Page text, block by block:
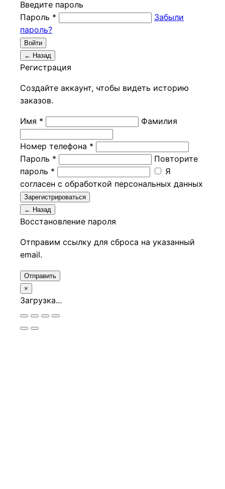
Введите пароль
Пароль *
Забыли
пароль?
Войти
← Назад
Регистрация
Создайте аккаунт, чтобы видеть историю
заказов.
Имя * Фамилия
Номер телефона *
Пароль *
Повторите
пароль *
Я
согласен с обработкой персональных данных
Зарегистрироваться
← Назад
Восстановление пароля
Отправим ссылку для сброса на указанный
email.
Отправить
×
Загрузка...